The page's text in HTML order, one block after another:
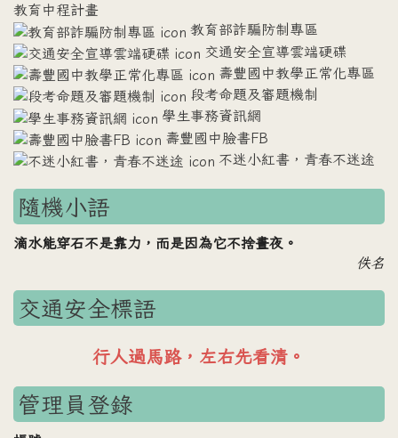
教育中程計畫
教育部詐騙防制專區
交通安全宣導雲端硬碟
壽豐國中教學正常化專區
段考命題及審題機制
學生事務資訊網
壽豐國中臉書FB
不迷小紅書，青春不迷途
隨機小語
滴水能穿石不是靠力，而是因為它不捨晝夜。
佚名
交通安全標語
車輛禮讓行人，行人安全過路。
管理員登錄